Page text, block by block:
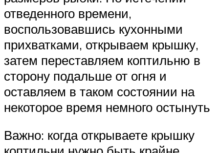
отведенного времени,
воспользовавшись кухонными
прихватками, открываем крышку,
затем переставляем коптильню в
сторону подальше от огня и
оставляем в таком состоянии на
некоторое время немного остынуть
Важно: когда открываете крышку